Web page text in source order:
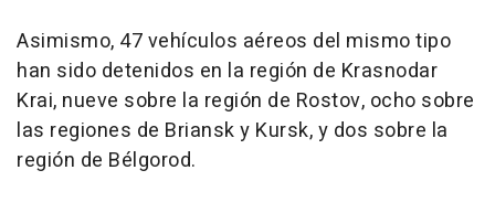
Asimismo, 47 vehículos aéreos del mismo tipo
han sido detenidos en la región de Krasnodar
Krai, nueve sobre la región de Rostov, ocho sobre
las regiones de Briansk y Kursk, y dos sobre la
región de Bélgorod.